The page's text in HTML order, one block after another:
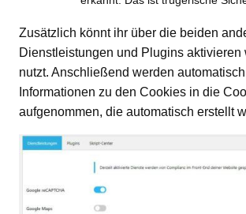
Zusätzlich könnt ihr über die beiden
Dienstleistungen und Plugins aktivieren
nutzt. Anschließend werden
Informationen zu den Cookies in die
aufgenommen, die automatisch erstellt